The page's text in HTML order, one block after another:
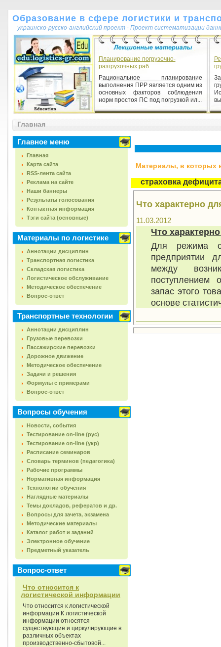
Образование в сфере логистики и
украинско-русско-английский проект - Проект систематизации
Планирование погрузочно-
разгрузочных раб
Рациональное планирование
выполнения ПРР является одним из
основных факторов соблюдения
норм простоя ПС под погрузкой ил...
Главная
Главное меню
Главная
Карта сайта
RSS-лента сайта
Реклама на сайте
Наши баннеры
Результаты голосования
Контактная информация
Тэги сайта (основные)
Материалы по логистике
Аннотации дисциплин
Транспортная логистика
Складская логистика
Логистическое обслуживание
Методическое обеспечение
Вопрос-ответ
Транспортные технологии
Аннотации дисциплин
Грузовые перевозки
Пассажирские перевозки
Дорожное движение
Методическое обеспечение
Задачи и решения
Формулы с примерами
Вопрос-ответ
Вопросы обучения
Новости, события
Тестирование on-line (рус)
Тестирование on-line (укр)
Расписание семинаров
Словарь терминов (педагогика)
Рабочие программы
Нормативная информация
Технологии обучения
Наглядные материалы
Темы докладов, рефератов и др.
Вопросы для зачета, экзамена
Методические материалы
Каталог работ и заданий
Электронное обучение
Предметный указатель
Вопрос-ответ
Что относится к
логистической информации
Что относится к логистической
информации К логистической
информации относятся
существующие и циркулирующие в
различных объектах
производственно-сбытовой...
Материалы, в которых
страховка
Что характерно
11.03.2012
Что
Для режима
предприятии
между
поступлением
запас этого
основе